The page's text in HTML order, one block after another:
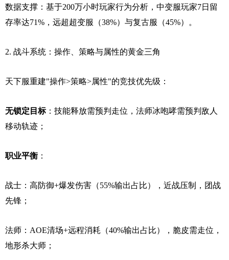
数据支撑：基于200万小时玩家行为分析，中变服玩家7日留
存率达71%，远超超变服（38%）与复古服（45%）。
2. 战斗系统：操作、策略与属性的黄金三角
天下服重建"操作>策略>属性"的竞技优先级：
无锁定目标：技能释放需预判走位，法师冰咆哮需预判敌人
移动轨迹；
职业平衡 ：
战士：高防御+爆发伤害（55%输出占比），近战压制，团战
先锋；
法师：AOE清场+远程消耗（40%输出占比），脆皮需走位，
地形杀大师；